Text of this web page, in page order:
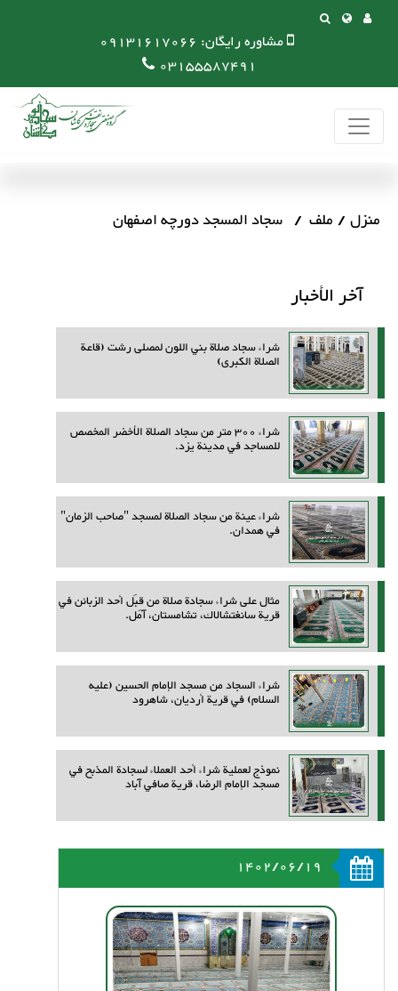
مشاوره رایگان: 09131617066
03155587491
منزل ملف سجاد المسجد دورچه اصفهان
آخر الأخبار
شراء سجاد صلاة بني اللون لمصلى رشت (قاعة
الصلاة الكبرى)
شراء 300 متر من سجاد الصلاة الأخضر المخصص
للمساجد في مدينة يزد.
شراء عينة من سجاد الصلاة لمسجد "صاحب الزمان"
في همدان.
مثال على شراء سجادة صلاة من قِبَل أحد الزبائن في
قرية سانغتشالاك، تشامستان، آمل.
شراء السجاد من مسجد الإمام الحسين (عليه
السلام) في قرية أرديان، شاهرود
نموذج لعملية شراء أحد العملاء لسجادة المذبح في
مسجد الإمام الرضا، قرية صافي آباد
1402/06/19